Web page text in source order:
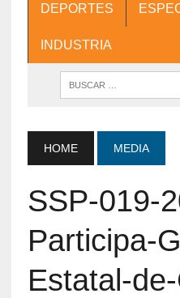
DEPORTES
INDUSTRIA
HOME MEDIA
SSP-019-
Participa-
Estatal-